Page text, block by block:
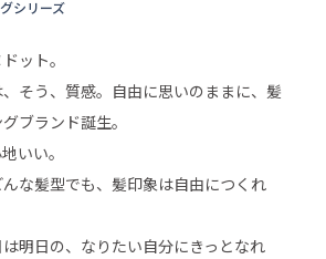
シリーズ
ット。
そう、質感。自由に思いのままに、髪
ブランド誕生。
いい。
な髪型でも、髪印象は自由につくれ
明日の、なりたい自分にきっとなれ